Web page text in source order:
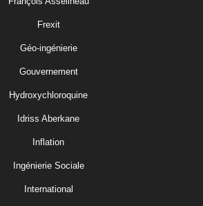
Frexit
Géo-ingénierie
Gouvernement
Hydroxychloroquine
Idriss Aberkane
Inflation
Ingénierie Sociale
International